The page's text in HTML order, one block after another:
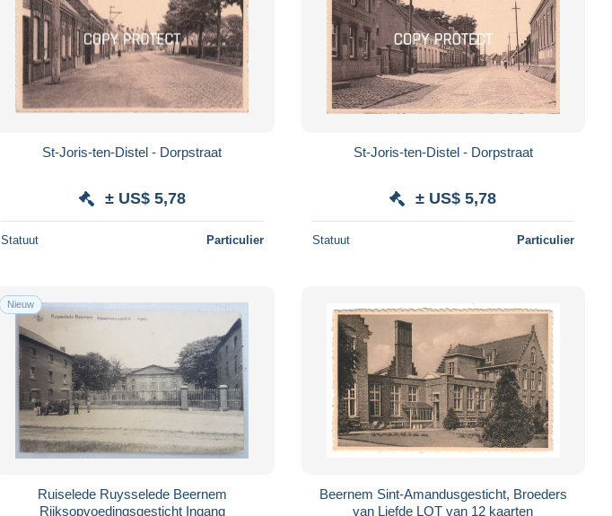
St-Joris-ten-Distel - Dorpstraat
± US$ 5,78
Statuut Particulier
St-Joris-ten-Distel - Dorpstraat
± US$ 5,78
Statuut Particulier
Nieuw
Ruiselede Ruysselede Beernem
Rijksopvoedingsgesticht Ingang
Beernem Sint-Amandusgesticht, Broeders
van Liefde LOT van 12 kaarten